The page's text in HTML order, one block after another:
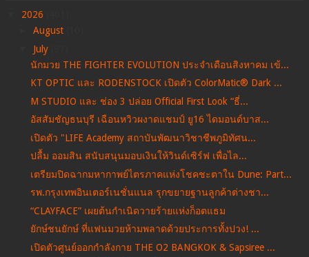
2026
August
July
นักมวย THE FIGHTER EVOLUTION ประจำเดือนสิงหาคม เข้...
KT OPTIC และ RODENSTOCK เปิดตัว ColorMatic® Dark ...
M STUDIO และ ช่อง 3 ปล่อย Official First Look “ธี่...
อัสสัมชัญธนบุรี เฉือนหวิวผงาดแชมป์ ยู16 ไดมอนด์บาส...
เปิด​ตัว​ "LIFE Academy สถาบันพัฒนาวิชาชีพภูมิทัศน...
ปลื้ม ออมสิน สนับสนุนมอบเงินให้วินด์เซิร์ฟ เพื่อไล...
เตรียมปิดฉากมหากาพย์ไตรภาคแห่งโชคชะตาใน Dune: Part...
รพ.กรุงเทพอินเตอร์เนชั่นแนล รุกขยายฐานลูกค้าต่างชา...
“CLAYFACE” เผยต้นกำเนิดวายร้ายแห่งก็อตแธม
ยักษ์ชนยักษ์ ที่แฟนมวยห้ามพลาดด้วยประการทั้งปวง! ...
เปิดตัวศูนย์ออกกำลังกาย THE O2 BANGKOK & Sapsiree ...